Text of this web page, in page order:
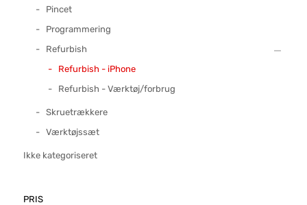
Pincet
Programmering
Refurbish
Refurbish - iPhone
Refurbish - Værktøj/forbrug
Skruetrækkere
Værktøjssæt
Ikke kategoriseret
PRIS